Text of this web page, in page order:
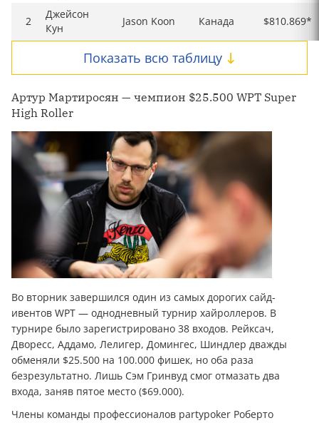
2
Джейсон
Кун
Jason Koon Канада $810.869*
Показать всю таблицу
Артур Мартиросян — чемпион $25.500 WPT Super
High Roller
Во вторник завершился один из самых дорогих сайд-
ивентов WPT — однодневный турнир хайроллеров. В
турнире было зарегистрировано 38 входов. Рейксач,
Дворесс, Аддамо, Лелигер, Домингес, Шиндлер дважды
обменяли $25.500 на 100.000 фишек, но оба раза
безрезультатно. Лишь Сэм Гринвуд смог отмазать два
входа, заняв пятое место ($69.000).
Члены команды профессионалов partypoker Роберто